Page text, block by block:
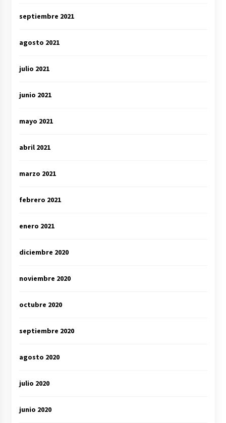
septiembre 2021
agosto 2021
julio 2021
junio 2021
mayo 2021
abril 2021
marzo 2021
febrero 2021
enero 2021
diciembre 2020
noviembre 2020
octubre 2020
septiembre 2020
agosto 2020
julio 2020
junio 2020